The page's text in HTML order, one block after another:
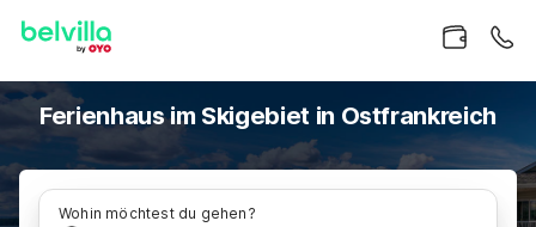
Ferienhaus im Skigebiet in Ostfrankreich
Wohin möchtest du gehen?